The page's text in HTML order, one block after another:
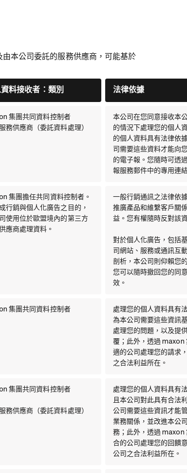
本公司委託的服務供應商，可能基於
料接收者：類別 法律依據
集團共同資料控制者
務供應商（委託資料處理）
本公司在您同意接收本
的情況下處理您的個人
的個人資料具有法律依
司需要這些資料才能向
的電子報。您隨時可透
報服務郵件中的專用連
集團擔任共同資料控制者。
行銷與個人化廣告之目的，
使用位於歐盟境內的第三方
應商處理資料。
一般行銷通訊之法律依
推廣產品和維繫客戶關
益。您有權隨時反對該
對於個人化廣告，包括
司網站、服務或通訊互
剖析，本公司則仰賴您
您可以隨時撤回您的同
效。
集團共同資料控制者
處理您的個人資料具有
為本公司需要這些資訊
處理您的問題，以及提
覆；此外，透過 maxon
適的公司處理您的請求
之合法利益所在。
集團共同資料控制者
務供應商（委託資料處理）
處理您的個人資料具有
且本公司對此具有合法
公司需要這些資訊才能
業務關係，並改進本公
務；此外，透過 maxon
合的公司處理您的回饋
公司之合法利益所在。